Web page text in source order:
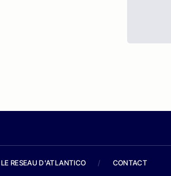
LE RESEAU D'ATLANTICO / CONTACT